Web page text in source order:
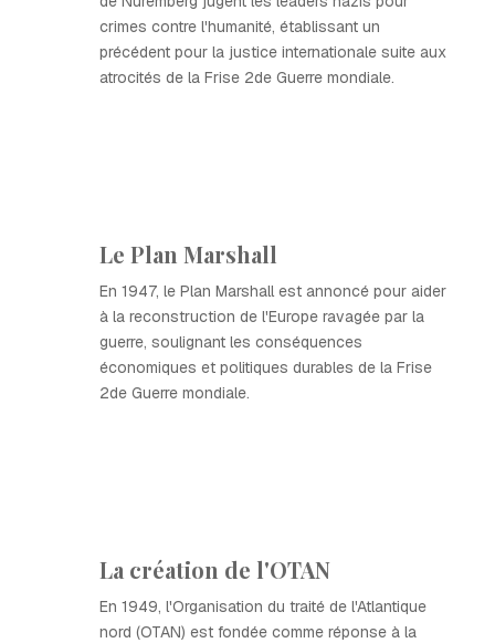
crimes contre l'humanité, établissant un
précédent pour la justice internationale suite aux
atrocités de la Frise 2de Guerre mondiale.
Le Plan Marshall
En 1947, le Plan Marshall est annoncé pour aider
à la reconstruction de l'Europe ravagée par la
guerre, soulignant les conséquences
économiques et politiques durables de la Frise
2de Guerre mondiale.
La création de l'OTAN
En 1949, l'Organisation du traité de l'Atlantique
nord (OTAN) est fondée comme réponse à la